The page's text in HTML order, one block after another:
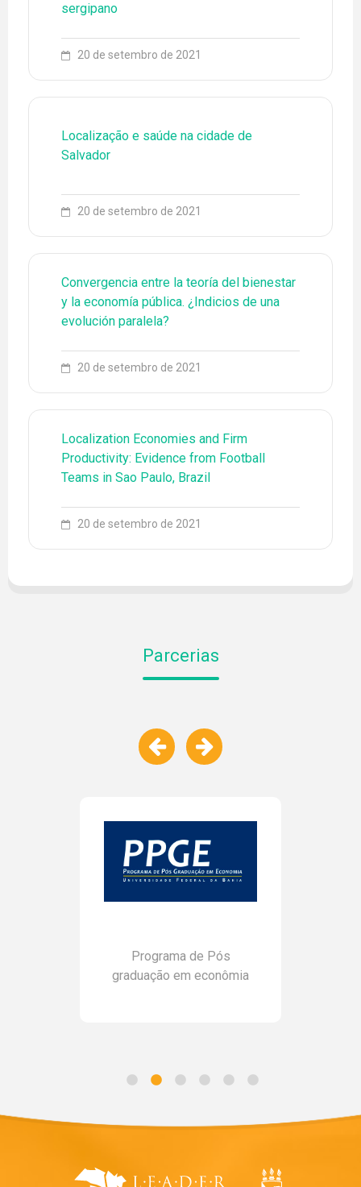
EQUIPE
FONTES DE PESQUISA
LINHAS DE PESQUISA
sergipano
20 de setembro de 2021
Localização e saúde na cidade de
Salvador
20 de setembro de 2021
Convergencia entre la teoría del bienestar
y la economía pública. ¿Indicios de una
evolución paralela?
20 de setembro de 2021
Localization Economies and Firm
Productivity: Evidence from Football
Teams in Sao Paulo, Brazil
20 de setembro de 2021
Parcerias
Programa de Pós
graduação em econômia